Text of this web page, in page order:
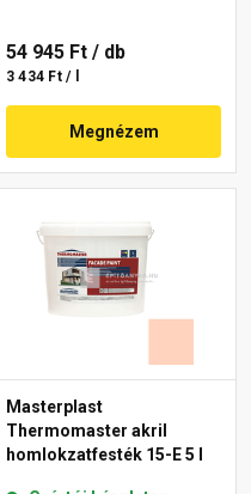
54 945 Ft / db
3 434 Ft / l
Megnézem
Masterplast
Thermomaster akril
homlokzatfesték 15-E 5 l